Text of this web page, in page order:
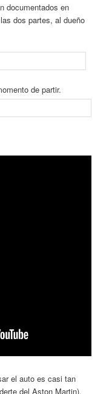
documentados en
dos partes, al dueño
de partir.
el auto es casi tan
del Aston Martin).